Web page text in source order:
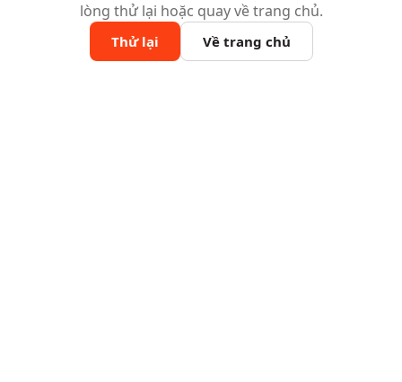
lòng thử lại hoặc quay về trang chủ.
Thử lại Về trang chủ